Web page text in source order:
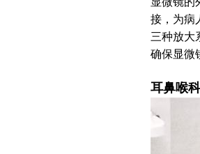
接，为病
三种放大
确保显微
耳鼻喉